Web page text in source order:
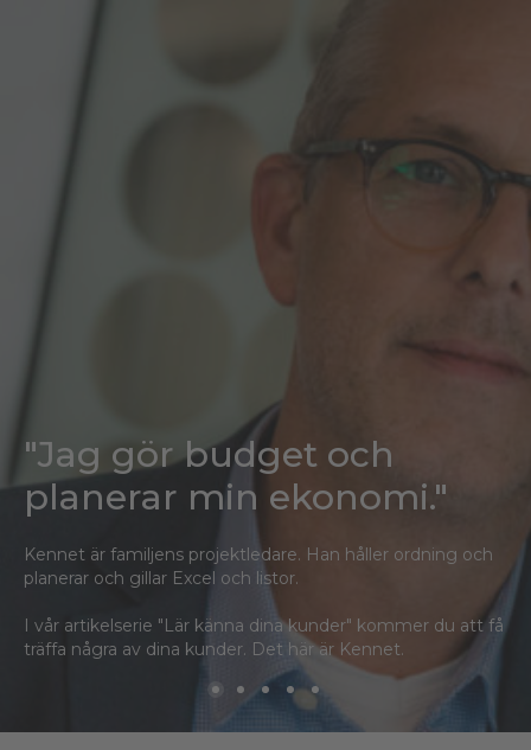
"Jag gör budget och
planerar min ekonomi."
Kennet är familjens projektledare. Han håller ordning och
planerar och gillar Excel och listor.
I vår artikelserie "Lär känna dina kunder" kommer du att få
träffa några av dina kunder. Det här är Kennet.